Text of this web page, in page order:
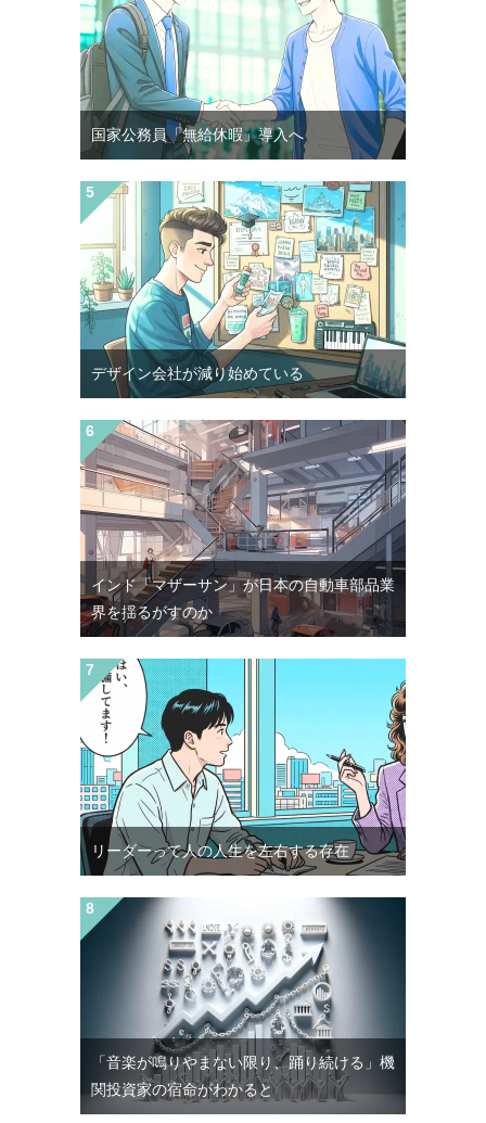
国家公務員「無給休暇」導入へ
デザイン会社が減り始めている
インド「マザーサン」が日本の自動車部品業
界を揺るがすのか
リーダーって人の人生を左右する存在
「音楽が鳴りやまない限り、踊り続ける」機
関投資家の宿命がわかると